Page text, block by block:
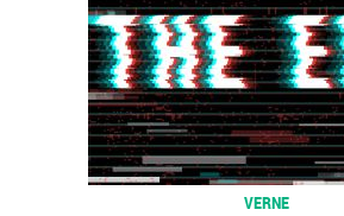
VERNE